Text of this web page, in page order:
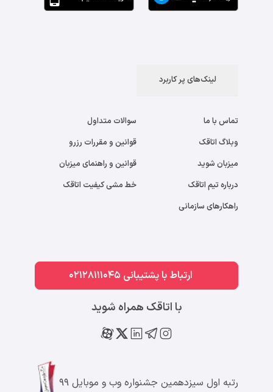
لینک‌های پر کاربرد
تماس با ما
وبلاگ اتاقک
میزبان شوید
درباره تیم اتاقک
راهکارهای سازمانی
سوالات متداول
قوانین و مقررات رزرو
قوانین و راهنمای میزبان
خط مشی کیفیت اتاقک
ارتباط با پشتیبانی 02128111045
با اتاقک همراه شوید
رتبه اول سیزدهمین جشنواره وب و موبایل ۹۹